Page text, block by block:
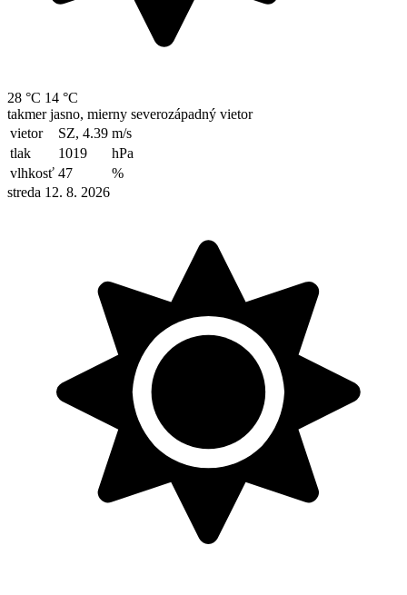
28 °C 14 °C
takmer jasno, mierny severozápadný vietor
vietor
SZ, 4.39 m/s
tlak
1019
hPa
vlhkosť 47
%
streda 12. 8. 2026